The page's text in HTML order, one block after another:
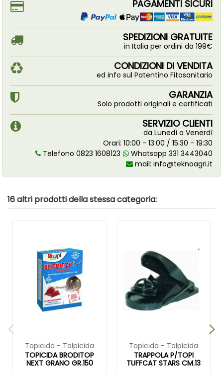
PAGAMENTI SICURI
SPEDIZIONI GRATUITE
in Italia per ordini da 199€
CONDIZIONI DI VENDITA
ed info sul Patentino Fitosanitario
GARANZIA
Solo prodotti originali e certificati
SERVIZIO CLIENTI
da Lunedì a Venerdì
Orari: 10:00 - 13:00 / 15:30 - 19:30
Telefono 0823 1608123
Whatsapp 331 3443040
mail: info@teknoagri.it
16 altri prodotti della stessa categoria:
Topicida - Talpicida
TOPICIDA BRODITOP
NEXT GRANO GR.150
Topicida - Talpicida
TRAPPOLA P/TOPI
TUFFCAT STARS CM.13